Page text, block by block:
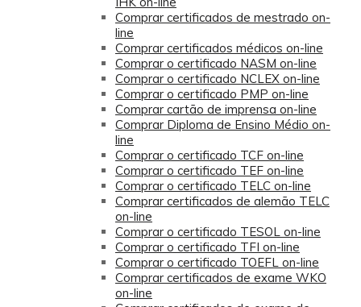
Comprar certificados de mestrado on-
line
Comprar certificados médicos on-line
Comprar o certificado NASM on-line
Comprar o certificado NCLEX on-line
Comprar o certificado PMP on-line
Comprar cartão de imprensa on-line
Comprar Diploma de Ensino Médio on-
line
Comprar o certificado TCF on-line
Comprar o certificado TEF on-line
Comprar o certificado TELC on-line
Comprar certificados de alemão TELC
on-line
Comprar o certificado TESOL on-line
Comprar o certificado TFI on-line
Comprar o certificado TOEFL on-line
Comprar certificados de exame WKO
on-line